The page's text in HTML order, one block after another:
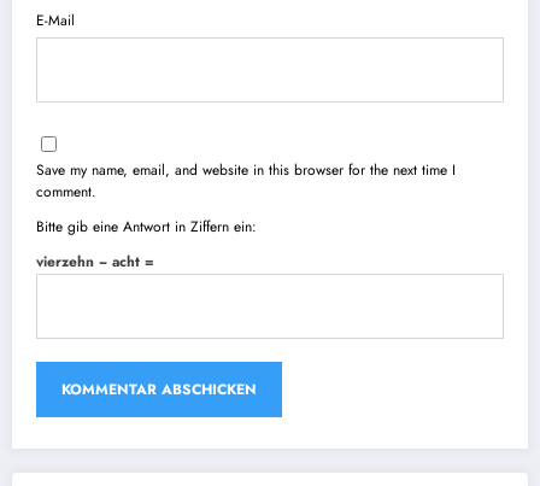
E-Mail
Save my name, email, and website in this browser for the next time I
comment.
Bitte gib eine Antwort in Ziffern ein:
vierzehn − acht =